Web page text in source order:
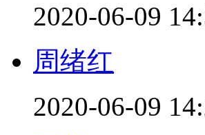
2020-06-09
周绪红
2020-06-09